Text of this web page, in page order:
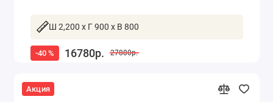
Ш 2,200 x Г 900 x В 800
-40 % 16780р. 27880р.
Акция